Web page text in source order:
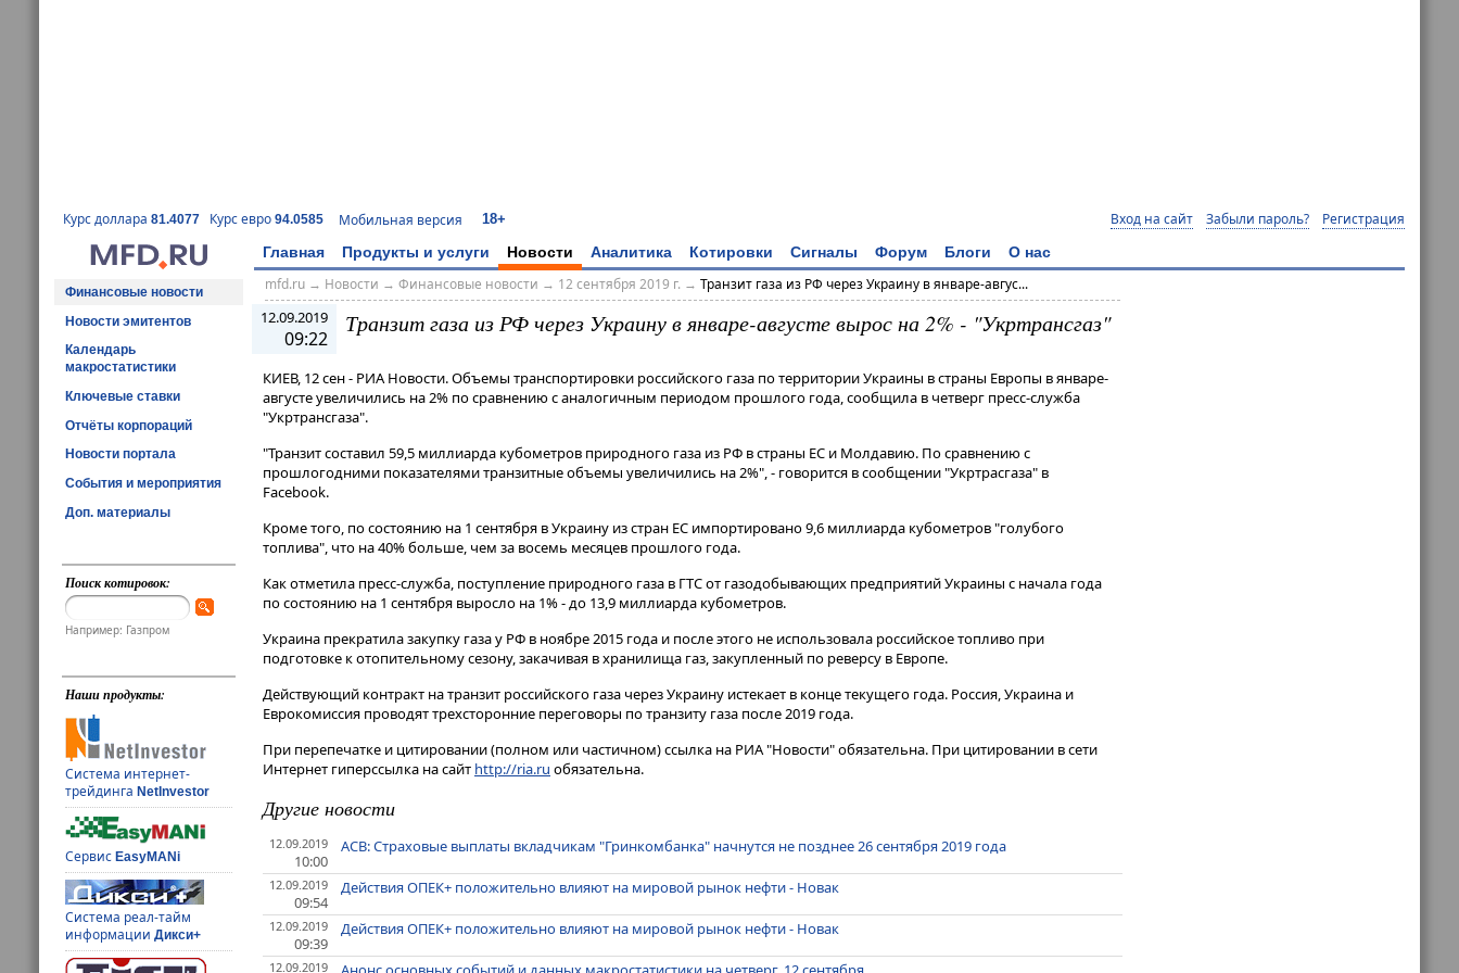
Курс доллара 81.4077 Курс евро 94.0585 Мобильная версия 18+ Вход на сайт Забыли пароль? Регистрация
Главная Продукты и услуги Новости Аналитика Котировки Сигналы Форум Блоги О нас
Финансовые новости
Новости эмитентов
Календарь
макростатистики
Ключевые ставки
Отчёты корпораций
Новости портала
События и мероприятия
Доп. материалы
Поиск котировок:
Например: Газпром
Наши продукты:
Система интернет-
трейдингаNetInvestor
СервисEasyMANi
Система реал-тайм
информацииДикси+
mfd.ru→ Новости → Финансовые новости → 12 сентября 2019 г. → Транзит газа из РФ через Украину в январе-авгус...
12.09.2019
09:22
Транзит газа из РФ через Украину в январе-августе вырос на 2% - "Укртрансгаз"
КИЕВ, 12 сен - РИА Новости. Объемы транспортировки российского газа по территории Украины в страны Европы в январе-
августе увеличились на 2% по сравнению с аналогичным периодом прошлого года, сообщила в четверг пресс-служба
"Укртрансгаза".
"Транзит составил 59,5 миллиарда кубометров природного газа из РФ в страны ЕС и Молдавию​​​. По сравнению с
прошлогодними показателями транзитные объемы увеличились на 2%", - говорится в сообщении "Укртрасгаза" в
Facebook.
Кроме того, по состоянию на 1 сентября в Украину из стран ЕС импортировано 9,6 миллиарда кубометров "голубого
топлива", что на 40% больше, чем за восемь месяцев прошлого года.
Как отметила пресс-служба, поступление природного газа в ГТС от газодобывающих предприятий Украины с начала года
по состоянию на 1 сентября выросло на 1% - до 13,9 миллиарда кубометров.
Украина прекратила закупку газа у РФ в ноябре 2015 года и после этого не использовала российское топливо при
подготовке к отопительному сезону, закачивая в хранилища газ, закупленный по реверсу в Европе.
Действующий контракт на транзит российского газа через Украину истекает в конце текущего года. Россия, Украина и
Еврокомиссия проводят трехсторонние переговоры по транзиту газа после 2019 года.
При перепечатке и цитировании (полном или частичном) ссылка на РИА "Новости" обязательна. При цитировании в сети
Интернет гиперссылка на сайт http://ria.ru обязательна.
Другие новости
12.09.2019
10:00
АСВ: Страховые выплаты вкладчикам "Гринкомбанка" начнутся не позднее 26 сентября 2019 года
12.09.2019
09:54
Действия ОПЕК+ положительно влияют на мировой рынок нефти - Новак
12.09.2019
09:39
Действия ОПЕК+ положительно влияют на мировой рынок нефти - Новак
12.09.2019